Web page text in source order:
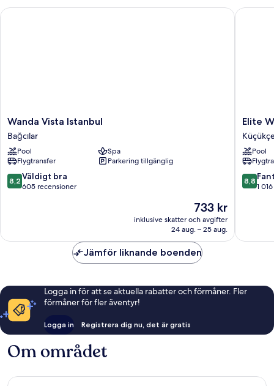
-
Wanda
Vista
Istanbul
Bağcılar
Wanda Vista Istanbul
Bağcılar
Pool
Spa
Flygtransfer
Parkering tillgänglig
8.2
av
8,2 Väldigt bra
605 recensioner
Priset
är
733 kr
733 kr
inklusive skatter och avgifter
24 aug. – 25 aug.
Wanda Vista Istanbul
Elite
World
Grand
Istanbul
Basın
Ekspres
Elite
Pool
8.8
av
8,8
1
Elite
Jämför liknande boenden
Logga in för att se aktuella rabatter och förmåner. Fler
förmåner för fler äventyr!
Logga in Registrera dig nu, det är gratis
Om området